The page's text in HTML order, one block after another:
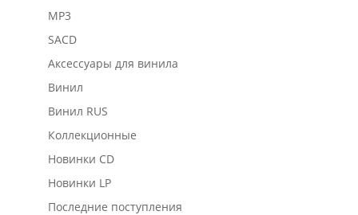
MP3
SACD
Аксессуары для винила
Винил
Винил RUS
Коллекционные
Новинки CD
Новинки LP
Последние поступления